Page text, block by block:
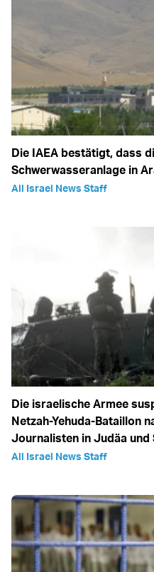
Die IAEA bestätigt, dass
Schwerwasseranlage in
All Israel News Staff
Die israelische Armee
Netzah-Yehuda-Bataillon
Journalisten in Judäa und
All Israel News Staff